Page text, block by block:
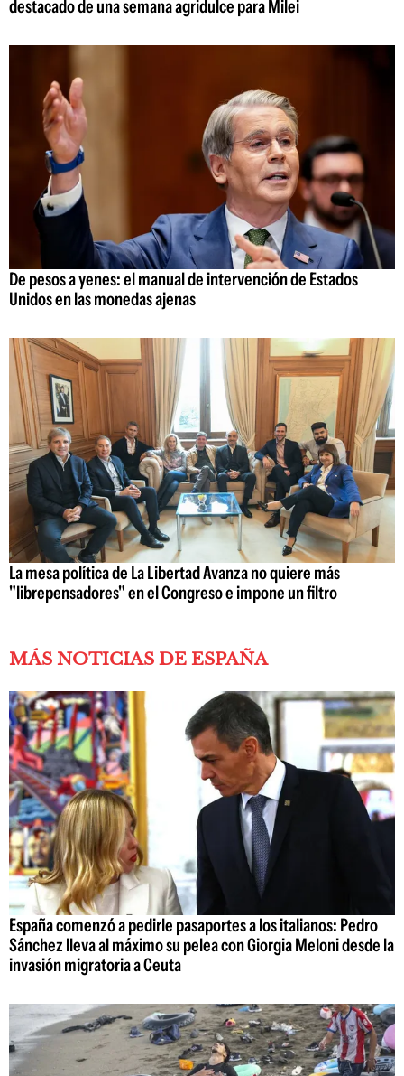
destacado de una semana agridulce para Milei
De pesos a yenes: el manual de intervención de Estados
Unidos en las monedas ajenas
La mesa política de La Libertad Avanza no quiere más
"librepensadores" en el Congreso e impone un filtro
MÁS NOTICIAS DE ESPAÑA
España comenzó a pedirle pasaportes a los italianos: Pedro
Sánchez lleva al máximo su pelea con Giorgia Meloni desde la
invasión migratoria a Ceuta